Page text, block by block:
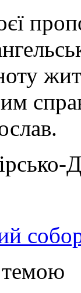
темою